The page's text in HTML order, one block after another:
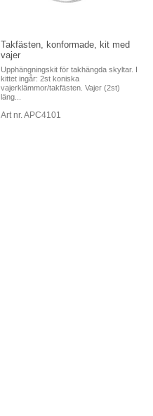
Takfästen, konformade, kit med
vajer
Upphängningskit för takhängda skyltar. I
kittet ingår: 2st koniska
vajerklämmor/takfästen. Vajer (2st)
läng...
Art nr. APC4101